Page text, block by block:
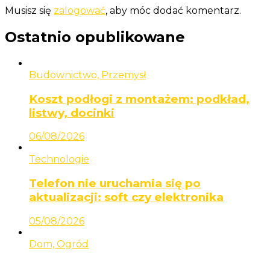
Musisz się zalogować, aby móc dodać komentarz.
Ostatnio opublikowane
Budownictwo, Przemysł
Koszt podłogi z montażem: podkład,
listwy, docinki
06/08/2026
Technologie
Telefon nie uruchamia się po
aktualizacji: soft czy elektronika
05/08/2026
Dom, Ogród